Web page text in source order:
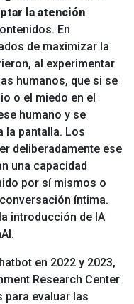
la atención
En
de maximizar la
al experimentar
humanos, que si se
o el miedo en el
humano y se
la pantalla. Los
deliberadamente ese
una capacidad
por sí mismos o
íntima.
introducción de IA
en 2022 y 2023,
Research Center
para evaluar las